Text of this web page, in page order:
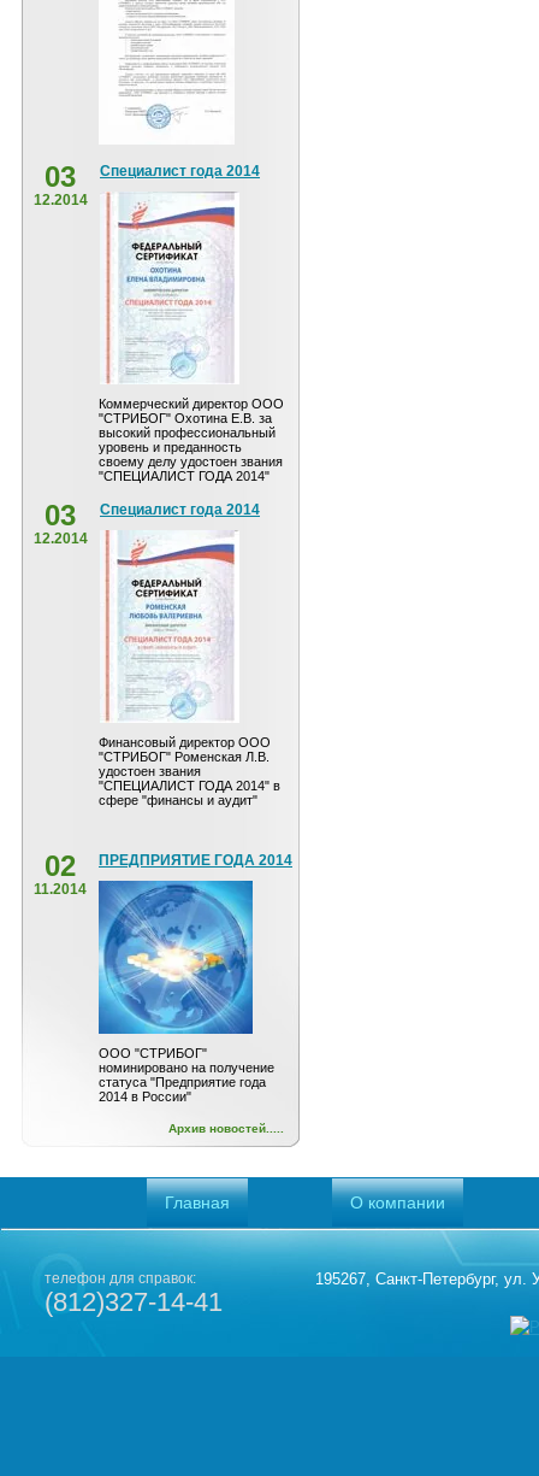
03
12.2014
Специалист года 2014
Коммерческий директор ООО
"СТРИБОГ" Охотина Е.В. за
высокий профессиональный
уровень и преданность
своему делу удостоен звания
"СПЕЦИАЛИСТ ГОДА 2014"
03
12.2014
Специалист года 2014
Финансовый директор ООО
"СТРИБОГ" Роменская Л.В.
удостоен звания
"СПЕЦИАЛИСТ ГОДА 2014" в
сфере "финансы и аудит"
02
11.2014
ПРЕДПРИЯТИЕ ГОДА 2014
ООО "СТРИБОГ"
номинировано на получение
статуса "Предприятие года
2014 в России"
Архив новостей.....
телефон для справок:
(812)327-14-41
195267, Санкт-Петербург,
Главная О компании